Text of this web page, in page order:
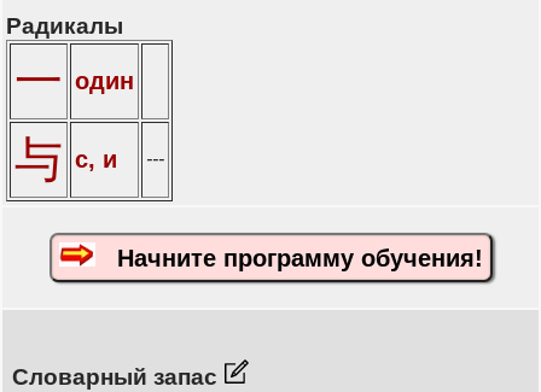
Радикалы
一 один
与 с, и ---
Начните программу обучения!
Словарный запас